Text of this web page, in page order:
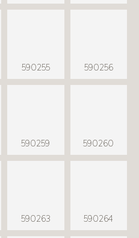
590255 590256
590259 590260
590263 590264